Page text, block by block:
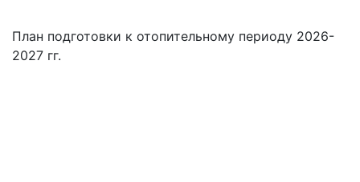
План подготовки к отопительному периоду 2026-
2027 гг.